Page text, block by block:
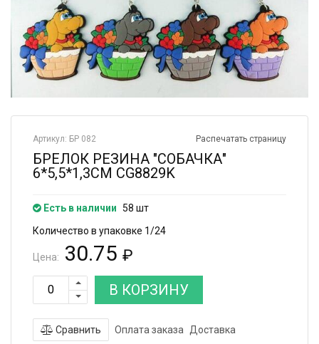
Распечатать страницу
Артикул: БР 082
БРЕЛОК РЕЗИНА "СОБАЧКА"
6*5,5*1,3СМ CG8829K
Есть в наличии
58 шт
Количество в упаковке 1/24
Цена: 30.75 ₽
В КОРЗИНУ
Сравнить Оплата заказа Доставка